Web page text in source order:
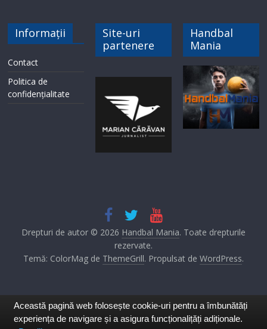
Informații
Contact
Politica de
confidențialitate
Site-uri
partenere
Handbal
Mania
Drepturi de autor © 2026 Handbal Mania. Toate drepturile
rezervate.
Temă: ColorMag de ThemeGrill. Propulsat de WordPress.
Această pagină web folosește cookie-uri pentru a îmbunătăți
experiența de navigare și a asigura funcționalițăți adiționale.